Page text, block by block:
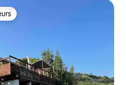
les plus appréciés